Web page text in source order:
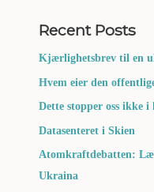
Recent Posts
Kjærlighetsbrev til en
Hvem eier den
Dette stopper oss ikke
Datasenteret i Skien
Atomkraftdebatten:
Ukraina